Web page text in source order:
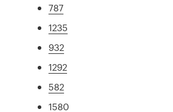
787
1235
932
1292
582
1580